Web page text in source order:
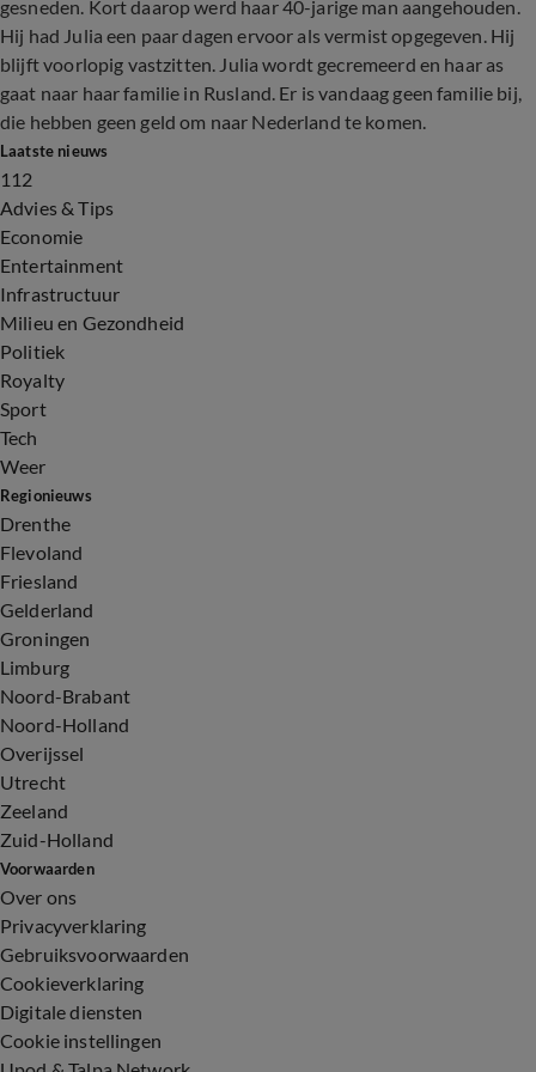
gesneden. Kort daarop werd haar 40-jarige man aangehouden.
Hij had Julia een paar dagen ervoor als vermist opgegeven. Hij
blijft voorlopig vastzitten. Julia wordt gecremeerd en haar as
gaat naar haar familie in Rusland. Er is vandaag geen familie bij,
die hebben geen geld om naar Nederland te komen.
Laatste nieuws
112
Advies & Tips
Economie
Entertainment
Infrastructuur
Milieu en Gezondheid
Politiek
Royalty
Sport
Tech
Weer
Regionieuws
Drenthe
Flevoland
Friesland
Gelderland
Groningen
Limburg
Noord-Brabant
Noord-Holland
Overijssel
Utrecht
Zeeland
Zuid-Holland
Voorwaarden
Over ons
Privacyverklaring
Gebruiksvoorwaarden
Cookieverklaring
Digitale diensten
Cookie instellingen